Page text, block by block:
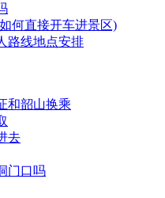
何直接开车进景区)
路线地点安排
和韶山换乘
去
门口吗